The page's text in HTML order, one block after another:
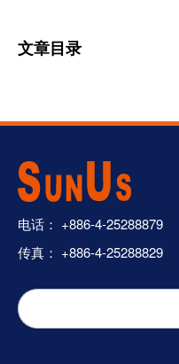
文章目录
电话： +886-4-25288879
传真： +886-4-25288829